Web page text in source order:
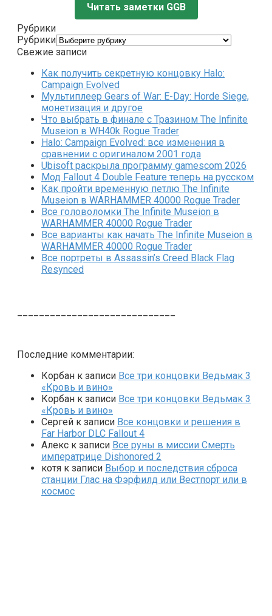
Читать заметки GGB
Рубрики
Рубрики
Свежие записи
Как получить секретную концовку Halo:
Campaign Evolved
Мультиплеер Gears of War: E-Day: Horde Siege,
монетизация и другое
Что выбрать в финале с Тразином The Infinite
Museion в WH40k Rogue Trader
Halo: Campaign Evolved: все изменения в
сравнении с оригиналом 2001 года
Ubisoft раскрыла программу gamescom 2026
Мод Fallout 4 Double Feature теперь на русском
Как пройти временную петлю The Infinite
Museion в WARHAMMER 40000 Rogue Trader
Все головоломки The Infinite Museion в
WARHAMMER 40000 Rogue Trader
Все варианты как начать The Infinite Museion в
WARHAMMER 40000 Rogue Trader
Все портреты в Assassin’s Creed Black Flag
Resynced
Последние комментарии:
Корбан к записи Все три концовки Ведьмак 3
«Кровь и вино»
Корбан к записи Все три концовки Ведьмак 3
«Кровь и вино»
Сергей к записи Все концовки и решения в
Far Harbor DLC Fallout 4
Алекс к записи Все руны в миссии Смерть
императрице Dishonored 2
котя к записи Выбор и последствия сброса
станции Глас на Фэрфилд или Вестпорт или в
космос